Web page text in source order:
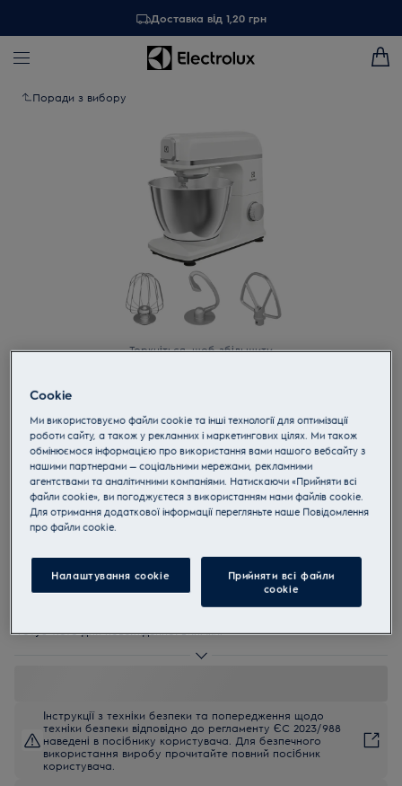
Доставка від 1,20 грн
Поради з вибору
Торкніться, щоб збільшити
E5KM1-4SWB
E5KM1-4SWB Орбітальний
Занурювальний міксер Create 5
4.6 (167)
Переваги
Кухонний комбайн Create 5 має планетарну мішалку, потужний
що допомагає готувати смачнючу випічку, зокрема хліб і
Планетарна мішалка створює бездоганно однорідну суміш. Вона
гарантує ретельне перемішування всіх інгредієнтів без жодних
готує тісто для повсякденної випічки.
Інструкції з техніки безпеки та попередження щодо
техніки безпеки відповідно до регламенту ЄС 2023/988
наведені в посібнику користувача. Для безпечного
використання виробу прочитайте повний посібник
користувача.
Cookie
Ми використовуємо файли cookie та інші технології для оптимізації
роботи сайту, а також у рекламних і маркетингових цілях. Ми також
обмінюємося інформацією про використання вами нашого вебсайту з
нашими партнерами — соціальними мережами, рекламними
агентствами та аналітичними компаніями. Натискаючи «Прийняти всі
файли cookie», ви погоджуєтеся з використанням нами файлів cookie.
Для отримання додаткової інформації перегляньте наше Пoвідомлення
прo файли cookie.
Налаштування cookie
Прийняти всі файли
сookie